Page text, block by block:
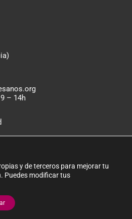
– 14h
©
y de terceros para mejorar tu
Puedes modificar tus